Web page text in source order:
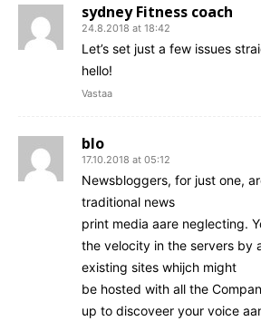
sydney Fitness coach
24.8.2018 at 18:42
Let’s set just a few issues
hello!
Vastaa
blo
17.10.2018 at 05:12
Newsbloggers, for just one,
traditional news
print media aare neglecting.
the velocity in the servers by
existing sites whijch might
be hosted with all the
up to discoveer your voice